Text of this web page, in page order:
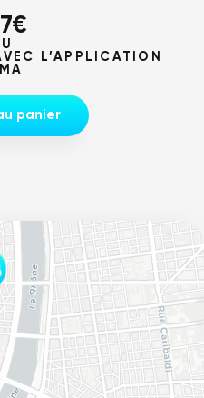
€
L’APPLICATION
panier